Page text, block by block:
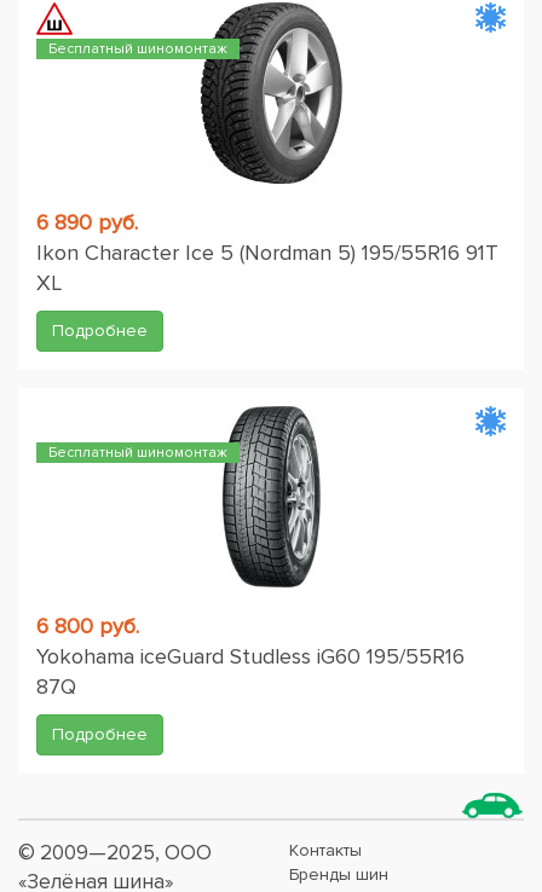
Бесплатный шиномонтаж
6 890 руб.
Ikon Character Ice 5 (Nordman 5) 195/55R16 91T
XL
Подробнее
Бесплатный шиномонтаж
6 800 руб.
Yokohama iceGuard Studless iG60 195/55R16
87Q
Подробнее
© 2009—2025, ООО
«Зелёная шина»
Контакты
Бренды шин